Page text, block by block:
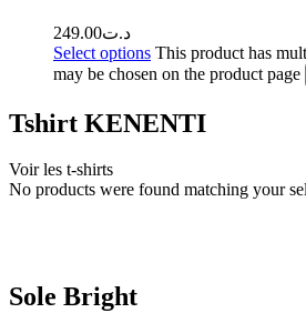
د.ت249.00
Select options This product has
may be chosen on the product page
Tshirt KENENTI
Voir les t-shirts
No products were found matching your
Sole Bright